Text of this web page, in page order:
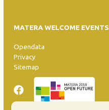
MATERA WELCOME EVENTS
Opendata
Privacy
Sitemap